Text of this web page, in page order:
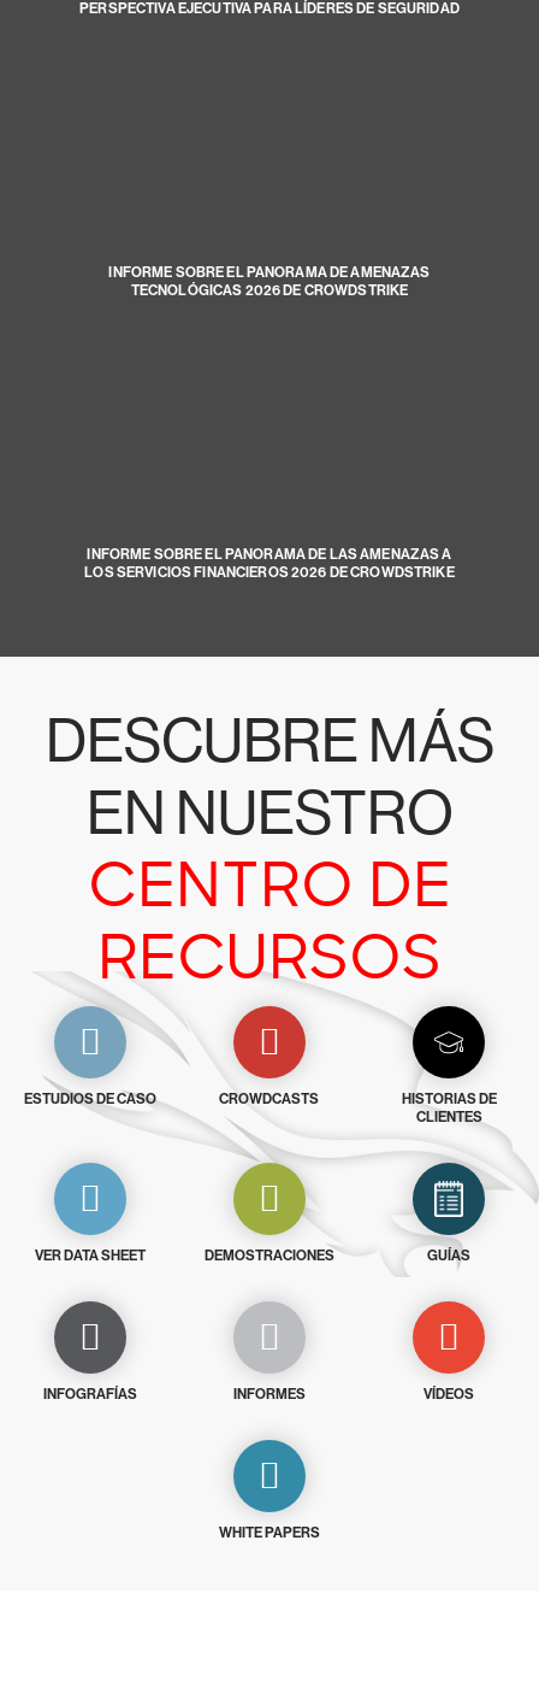
PERSPECTIVA EJECUTIVA PARA LÍDERES DE SEGURIDAD
INFORME SOBRE EL PANORAMA DE AMENAZAS
TECNOLÓGICAS 2026 DE CROWDSTRIKE
INFORME SOBRE EL PANORAMA DE LAS AMENAZAS A
LOS SERVICIOS FINANCIEROS 2026 DE CROWDSTRIKE
DESCUBRE MÁS
EN NUESTRO
CENTRO DE
RECURSOS
ESTUDIOS DE CASO CROWDCASTS
HISTORIAS DE
CLIENTES
VER DATA SHEET DEMOSTRACIONES GUÍAS
INFOGRAFÍAS INFORMES VÍDEOS
WHITE PAPERS